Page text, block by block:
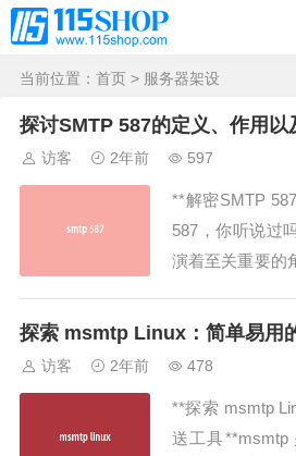
当前位置： 首页 > 服务器架设
探讨SMTP 587的定义、作用以
访客 2年前 597
**解密SMTP
587，你听说过
演着至关重要的
定义、作用以及
探索 msmtp Linux：简单易用
访客 2年前 478
**探索 msmtp
送工具**msmtp